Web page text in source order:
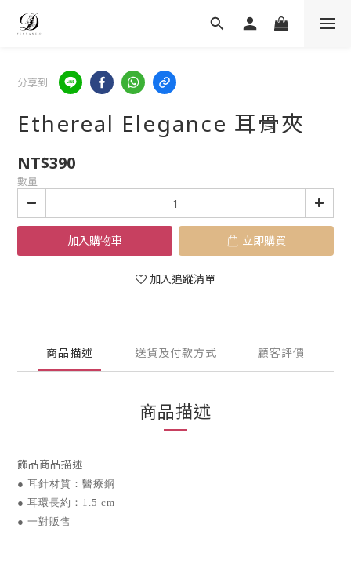
分享到
Ethereal Elegance 耳骨夾
NT$390
數量
加入購物車 立即購買
加入追蹤清單
商品描述 送貨及付款方式 顧客評價
商品描述
飾品商品描述
● 耳針材質： 醫療鋼
● 耳環長約：1.5 cm
● 一對販售